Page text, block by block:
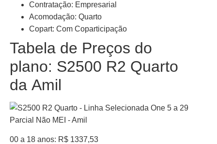
Contratação: Empresarial
Acomodação: Quarto
Copart: Com Coparticipação
Tabela de Preços do
plano: S2500 R2 Quarto
da Amil
00 a 18 anos: R$ 1337,53